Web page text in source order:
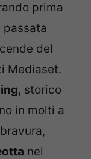
prima
del
Mediaset.
, storico
in molti a
nel